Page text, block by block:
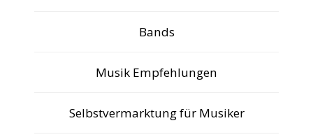
Bands
Musik Empfehlungen
Selbstvermarktung für Musiker